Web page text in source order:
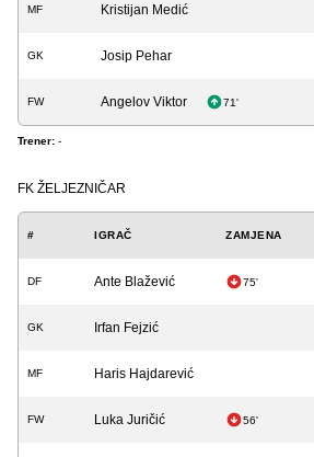
MF Kristijan Medić
GK Josip Pehar
FW Angelov Viktor 71'
Trener: -
FK ŽELJEZNIČAR
# IGRAČ ZAMJENA
DF Ante Blažević 75'
GK Irfan Fejzić
MF Haris Hajdarević
FW Luka Juričić 56'